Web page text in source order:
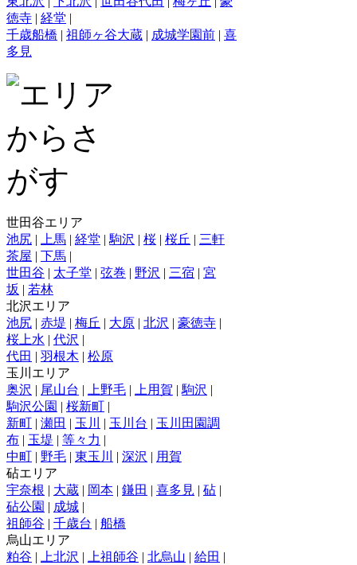
徳寺 | 経堂 |
千歳船橋 | 祖師ヶ谷大蔵 | 成城学園前 | 喜
多見
世田谷エリア
池尻 | 上馬 | 経堂 | 駒沢 | 桜 | 桜丘 | 三軒
茶屋 | 下馬 |
世田谷 | 太子堂 | 弦巻 | 野沢 | 三宿 | 宮
坂 | 若林
北沢エリア
池尻 | 赤堤 | 梅丘 | 大原 | 北沢 | 豪徳寺 |
桜上水 | 代沢 |
代田 | 羽根木 | 松原
玉川エリア
奥沢 | 尾山台 | 上野毛 | 上用賀 | 駒沢 |
駒沢公園 | 桜新町 |
新町 | 瀬田 | 玉川 | 玉川台 | 玉川田園調
布 | 玉堤 | 等々力 |
中町 | 野毛 | 東玉川 | 深沢 | 用賀
砧エリア
宇奈根 | 大蔵 | 岡本 | 鎌田 | 喜多見 | 砧 |
砧公園 | 成城 |
祖師谷 | 千歳台 | 船橋
烏山エリア
粕谷 | 上北沢 | 上祖師谷 | 北烏山 | 給田 |